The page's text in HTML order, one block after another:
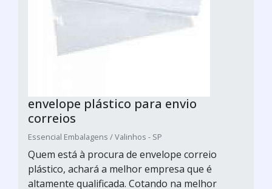
envelope plástico para envio
correios
Essencial Embalagens / Valinhos - SP
Quem está à procura de envelope correio
plástico, achará a melhor empresa que é
altamente qualificada. Cotando na melhor